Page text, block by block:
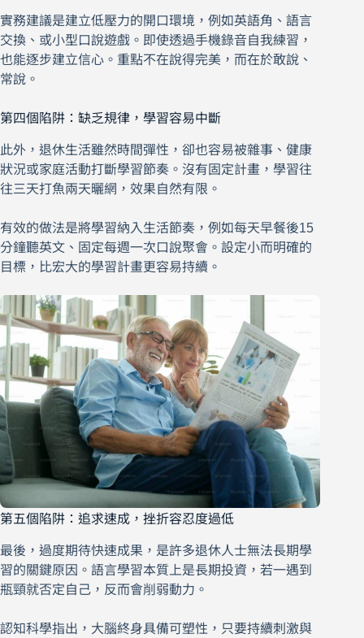
實務建議是建立低壓力的開口環境，例如英語角、語言
交換、或小型口說遊戲。即使透過手機錄音自我練習，
也能逐步建立信心。重點不在說得完美，而在於敢說、
常說。
第四個陷阱：缺乏規律，學習容易中斷
此外，退休生活雖然時間彈性，卻也容易被雜事、健康
狀況或家庭活動打斷學習節奏。沒有固定計畫，學習往
往三天打魚兩天曬網，效果自然有限。
有效的做法是將學習納入生活節奏，例如每天早餐後15
分鐘聽英文、固定每週一次口說聚會。設定小而明確的
目標，比宏大的學習計畫更容易持續。
第五個陷阱：追求速成，挫折容忍度過低
最後，過度期待快速成果，是許多退休人士無法長期學
習的關鍵原因。語言學習本質上是長期投資，若一遇到
瓶頸就否定自己，反而會削弱動力。
認知科學指出，大腦終身具備可塑性，只要持續刺激與